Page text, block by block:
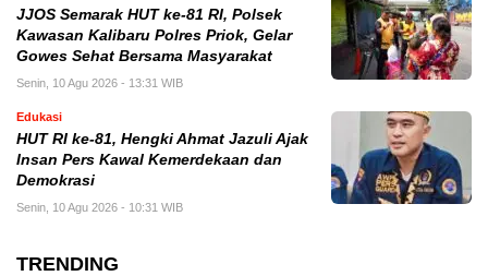
JJOS Semarak HUT ke-81 RI, Polsek
Kawasan Kalibaru Polres Priok, Gelar
Gowes Sehat Bersama Masyarakat
Senin, 10 Agu 2026 - 13:31 WIB
Edukasi
HUT RI ke-81, Hengki Ahmat Jazuli Ajak
Insan Pers Kawal Kemerdekaan dan
Demokrasi
Senin, 10 Agu 2026 - 10:31 WIB
TRENDING